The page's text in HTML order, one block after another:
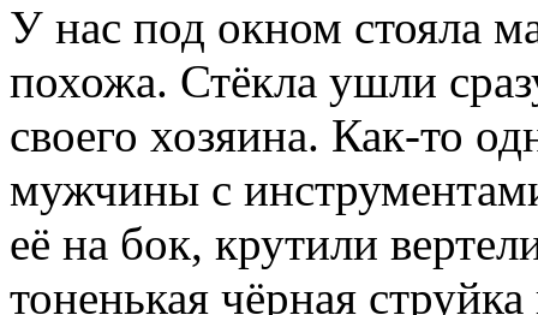
У нас под окном стояла
похожа. Стёкла ушли
своего хозяина. Как-то
мужчины с
её на бок, крутили
тоненькая чёрная